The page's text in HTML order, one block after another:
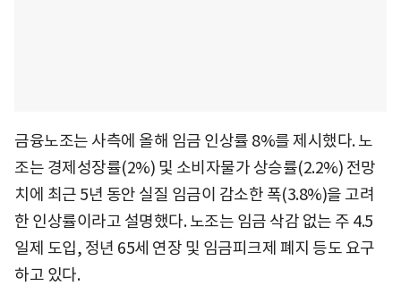
금융노조는 사측에 올해 임금 인상률 8%를 제시했다. 노
조는 경제성장률(2%) 및 소비자물가 상승률(2.2%) 전망
치에 최근 5년 동안 실질 임금이 감소한 폭(3.8%)을 고려
한 인상률이라고 설명했다. 노조는 임금 삭감 없는 주 4.5
일제 도입, 정년 65세 연장 및 임금피크제 폐지 등도 요구
하고 있다.